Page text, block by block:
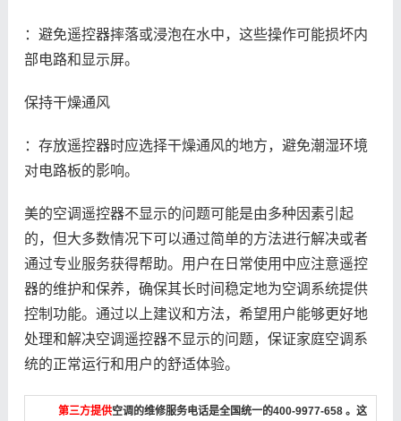
：避免遥控器摔落或浸泡在水中，这些操作可能损坏内
部电路和显示屏。
保持干燥通风
：存放遥控器时应选择干燥通风的地方，避免潮湿环境
对电路板的影响。
美的空调遥控器不显示的问题可能是由多种因素引起
的，但大多数情况下可以通过简单的方法进行解决或者
通过专业服务获得帮助。用户在日常使用中应注意遥控
器的维护和保养，确保其长时间稳定地为空调系统提供
控制功能。通过以上建议和方法，希望用户能够更好地
处理和解决空调遥控器不显示的问题，保证家庭空调系
统的正常运行和用户的舒适体验。
第三方提供空调的维修服务电话是全国统一的400-9977-658 。这